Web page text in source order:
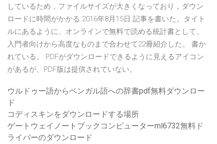
しているため，ファイルサイズが大きくなっており，ダウン
ロードに時間がかかる 2016年8月15日 記事を書いた。タイト
ルにあるように、オンラインで無料で読める統計書として、
入門者向けから高度なものまで合わせて22冊紹介した。 書か
れている。 PDFがダウンロードできるように見えるアイコン
があるが、PDF版は提供されていない。
ウルドゥー語からベンガル語への辞書pdf無料ダウンロー
ド
コディスキンをダウンロードする場所
ゲートウェイノートブックコンピューターml6732無料ド
ライバーのダウンロード